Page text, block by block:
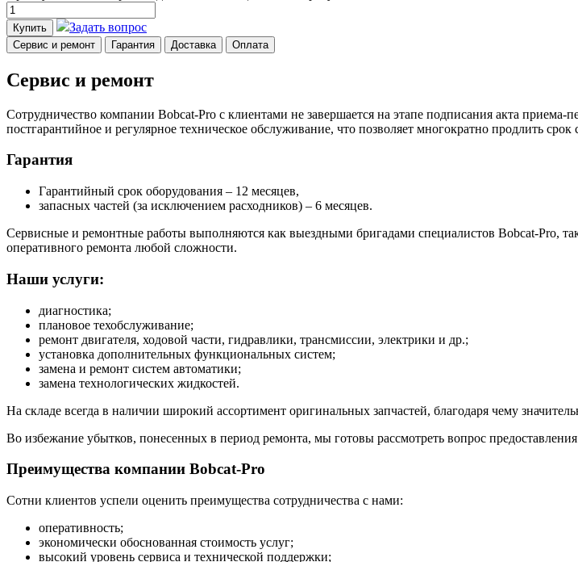
Купить Задать вопрос
Сервис и ремонт Гарантия Доставка Оплата
Сервис и ремонт
Сотрудничество компании Bobcat-Pro с клиентами не завершается на этапе подписания акта
постгарантийное и регулярное техническое обслуживание, что позволяет многократно продлить
Гарантия
Гарантийный срок оборудования – 12 месяцев,
запасных частей (за исключением расходников) – 6 месяцев.
Сервисные и ремонтные работы выполняются как выездными бригадами специалистов Bobcat-Pro,
оперативного ремонта любой сложности.
Наши услуги:
диагностика;
плановое техобслуживание;
ремонт двигателя, ходовой части, гидравлики, трансмиссии, электрики и др.;
установка дополнительных функциональных систем;
замена и ремонт систем автоматики;
замена технологических жидкостей.
На складе всегда в наличии широкий ассортимент оригинальных запчастей, благодаря чему
Во избежание убытков, понесенных в период ремонта, мы готовы рассмотреть вопрос
Преимущества компании Bobcat-Pro
Сотни клиентов успели оценить преимущества сотрудничества с нами:
оперативность;
экономически обоснованная стоимость услуг;
высокий уровень сервиса и технической поддержки;